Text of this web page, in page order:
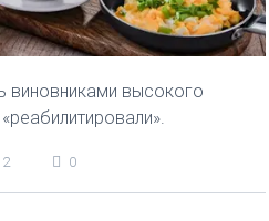
виновниками высокого
0